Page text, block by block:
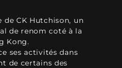
de CK Hutchison, un
de renom coté à la
Kong.
ses activités dans
de certains des